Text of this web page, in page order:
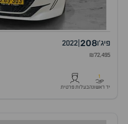
פיג'ו208
2022
₪72,495
1
יד ראשונהבעלות פרטית